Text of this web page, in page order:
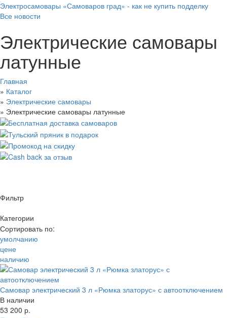
Электросамовары «Самоваров град» - как не купить подделку
Все новости
Электрические самовары
латунные
Главная
» Каталог
» Электрические самовары
» Электрические самовары латунные
Фильтр
Категории
Цена
—
Материал
Производитель
Объем
Цвет
Наличие
Выбрано:
2 литра
3 литра
5 литров
10 литров
25 литров
45 литров
90 - 100 литров
Нержавейка
Сортировать по:
умолчанию
цене
наличию
Самовар электрический 3 л «Рюмка златорус» с автоотключением
В наличии
53 200 р.